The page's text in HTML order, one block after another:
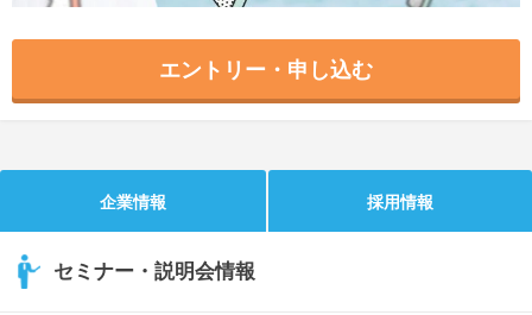
エントリー・申し込む
企業情報 採用情報
セミナー・説明会情報